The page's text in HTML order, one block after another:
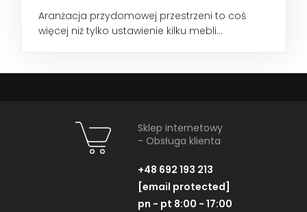
Aranżacja przydomowej przestrzeni to coś
więcej niż tylko ustawienie kilku mebli...
Sklep internetowy
- Obsługa klienta
+48 692 193 213
[email protected]
pn - pt 8:00 - 17:00